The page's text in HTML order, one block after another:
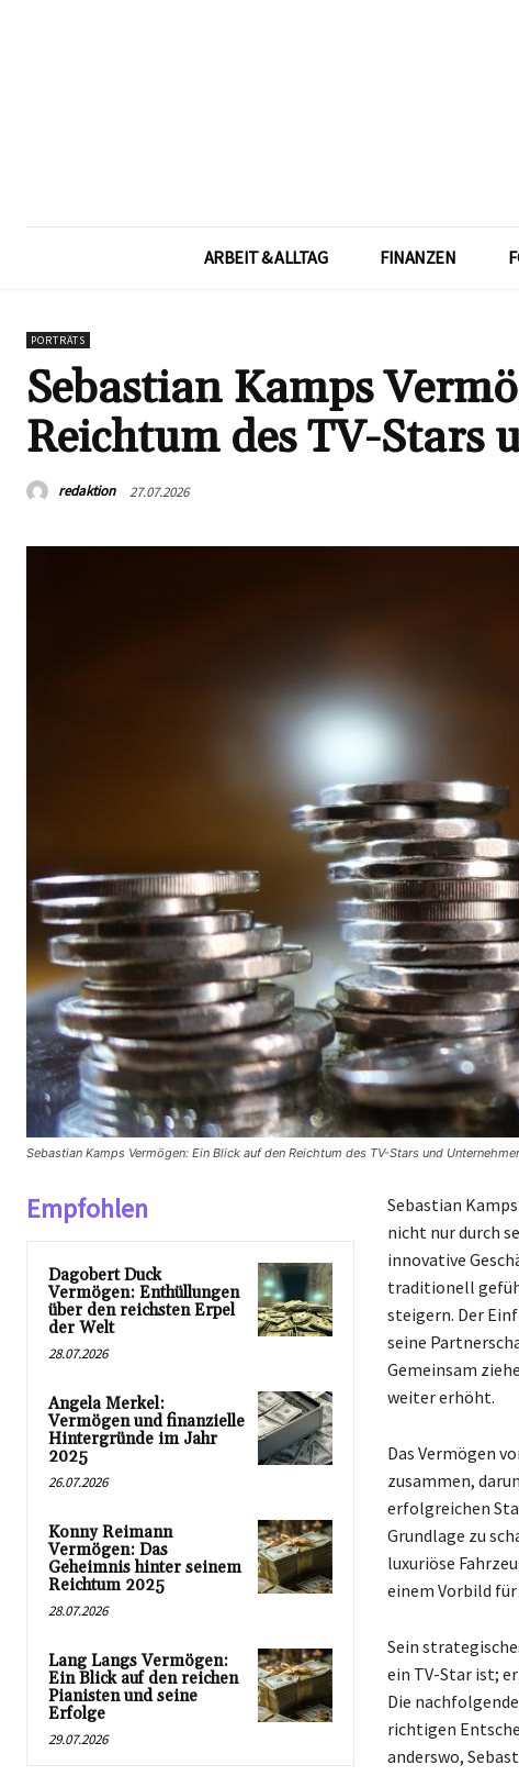
ARBEIT & ALLTAG FINANZEN
PORTRÄTS
Sebastian Kamps
Reichtum des TV-Stars
redaktion 27.07.2026
Sebastian Kamps Vermögen: Ein Blick auf den Reichtum des TV-Stars und
Empfohlen
Dagobert Duck
Vermögen: Enthüllungen
über den reichsten Erpel
der Welt
28.07.2026
Angela Merkel:
Vermögen und finanzielle
Hintergründe im Jahr
2025
26.07.2026
Konny Reimann
Vermögen: Das
Geheimnis hinter seinem
Reichtum 2025
28.07.2026
Lang Langs Vermögen:
Ein Blick auf den reichen
Pianisten und seine
Erfolge
29.07.2026
Sebastian
nicht nur durch
innovative
traditionell
steigern. Der
seine
Gemeinsam
weiter erhöht.
Das Vermögen
zusammen,
erfolgreichen
Grundlage zu
luxuriöse
einem Vorbild
Sein
ein TV-Star ist;
Die
richtigen
anderswo,